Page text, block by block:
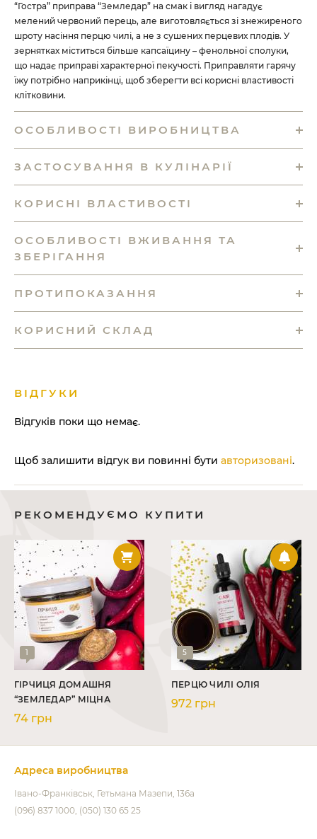
“Гостра” приправа “Земледар” на смак і вигляд нагадує
мелений червоний перець, але виготовляється зі знежиреного
шроту насіння перцю чилі, а не з сушених перцевих плодів. У
зернятках міститься більше капсаїцину – фенольної сполуки,
що надає приправі характерної пекучості. Приправляти гарячу
їжу потрібно наприкінці, щоб зберегти всі корисні властивості
клітковини.
ОСОБЛИВОСТІ ВИРОБНИЦТВА
ЗАСТОСУВАННЯ В КУЛІНАРІЇ
КОРИСНІ ВЛАСТИВОСТІ
ОСОБЛИВОСТІ ВЖИВАННЯ ТА
ЗБЕРІГАННЯ
ПРОТИПОКАЗАННЯ
КОРИСНИЙ СКЛАД
ВІДГУКИ
Відгуків поки що немає.
Щоб залишити відгук ви повинні бути авторизовані.
РЕКОМЕНДУЄМО КУПИТИ
1
ГІРЧИЦЯ ДОМАШНЯ
“ЗЕМЛЕДАР” МІЦНА
74 грн
5
ПЕРЦЮ ЧИЛІ ОЛІЯ
972 грн
Адреса виробництва
Івано-Франківськ Гетьмана Мазепи, 136а
(096) 837 1000 (050) 130 65 25